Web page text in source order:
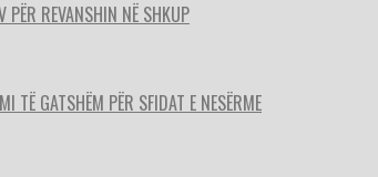
PËR REVANSHIN NË SHKUP
TË GATSHËM PËR SFIDAT E NESËRME